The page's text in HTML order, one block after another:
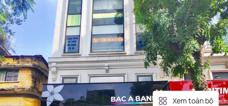
Xem toàn bộ